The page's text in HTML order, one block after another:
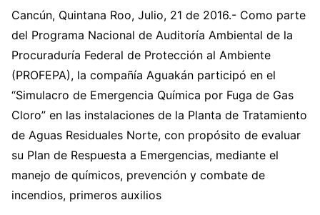
Cancún, Quintana Roo, Julio, 21 de 2016.- Como parte
del Programa Nacional de Auditoría Ambiental de la
Procuraduría Federal de Protección al Ambiente
(PROFEPA), la compañía Aguakán participó en el
“Simulacro de Emergencia Química por Fuga de Gas
Cloro” en las instalaciones de la Planta de Tratamiento
de Aguas Residuales Norte, con propósito de evaluar
su Plan de Respuesta a Emergencias, mediante el
manejo de químicos, prevención y combate de
incendios, primeros auxilios